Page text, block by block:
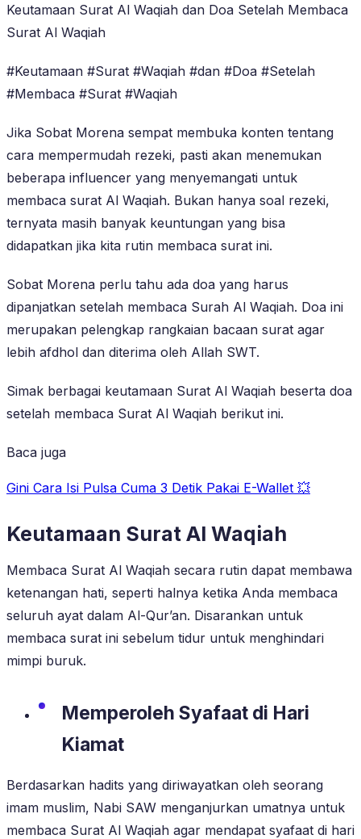
Keutamaan Surat Al Waqiah dan Doa Setelah Membaca
Surat Al Waqiah
#Keutamaan #Surat #Waqiah #dan #Doa #Setelah
#Membaca #Surat #Waqiah
Jika Sobat Morena sempat membuka konten tentang
cara mempermudah rezeki, pasti akan menemukan
beberapa influencer yang menyemangati untuk
membaca surat Al Waqiah. Bukan hanya soal rezeki,
ternyata masih banyak keuntungan yang bisa
didapatkan jika kita rutin membaca surat ini.
Sobat Morena perlu tahu ada doa yang harus
dipanjatkan setelah membaca Surah Al Waqiah. Doa ini
merupakan pelengkap rangkaian bacaan surat agar
lebih afdhol dan diterima oleh Allah SWT.
Simak berbagai keutamaan Surat Al Waqiah beserta doa
setelah membaca Surat Al Waqiah berikut ini.
Baca juga
Gini Cara Isi Pulsa Cuma 3 Detik Pakai E-Wallet 💥
Keutamaan Surat Al Waqiah
Membaca Surat Al Waqiah secara rutin dapat membawa
ketenangan hati, seperti halnya ketika Anda membaca
seluruh ayat dalam Al-Qur’an. Disarankan untuk
membaca surat ini sebelum tidur untuk menghindari
mimpi buruk.
Memperoleh Syafaat di Hari
Kiamat
Berdasarkan hadits yang diriwayatkan oleh seorang
imam muslim, Nabi SAW menganjurkan umatnya untuk
membaca Surat Al Waqiah agar mendapat syafaat di hari